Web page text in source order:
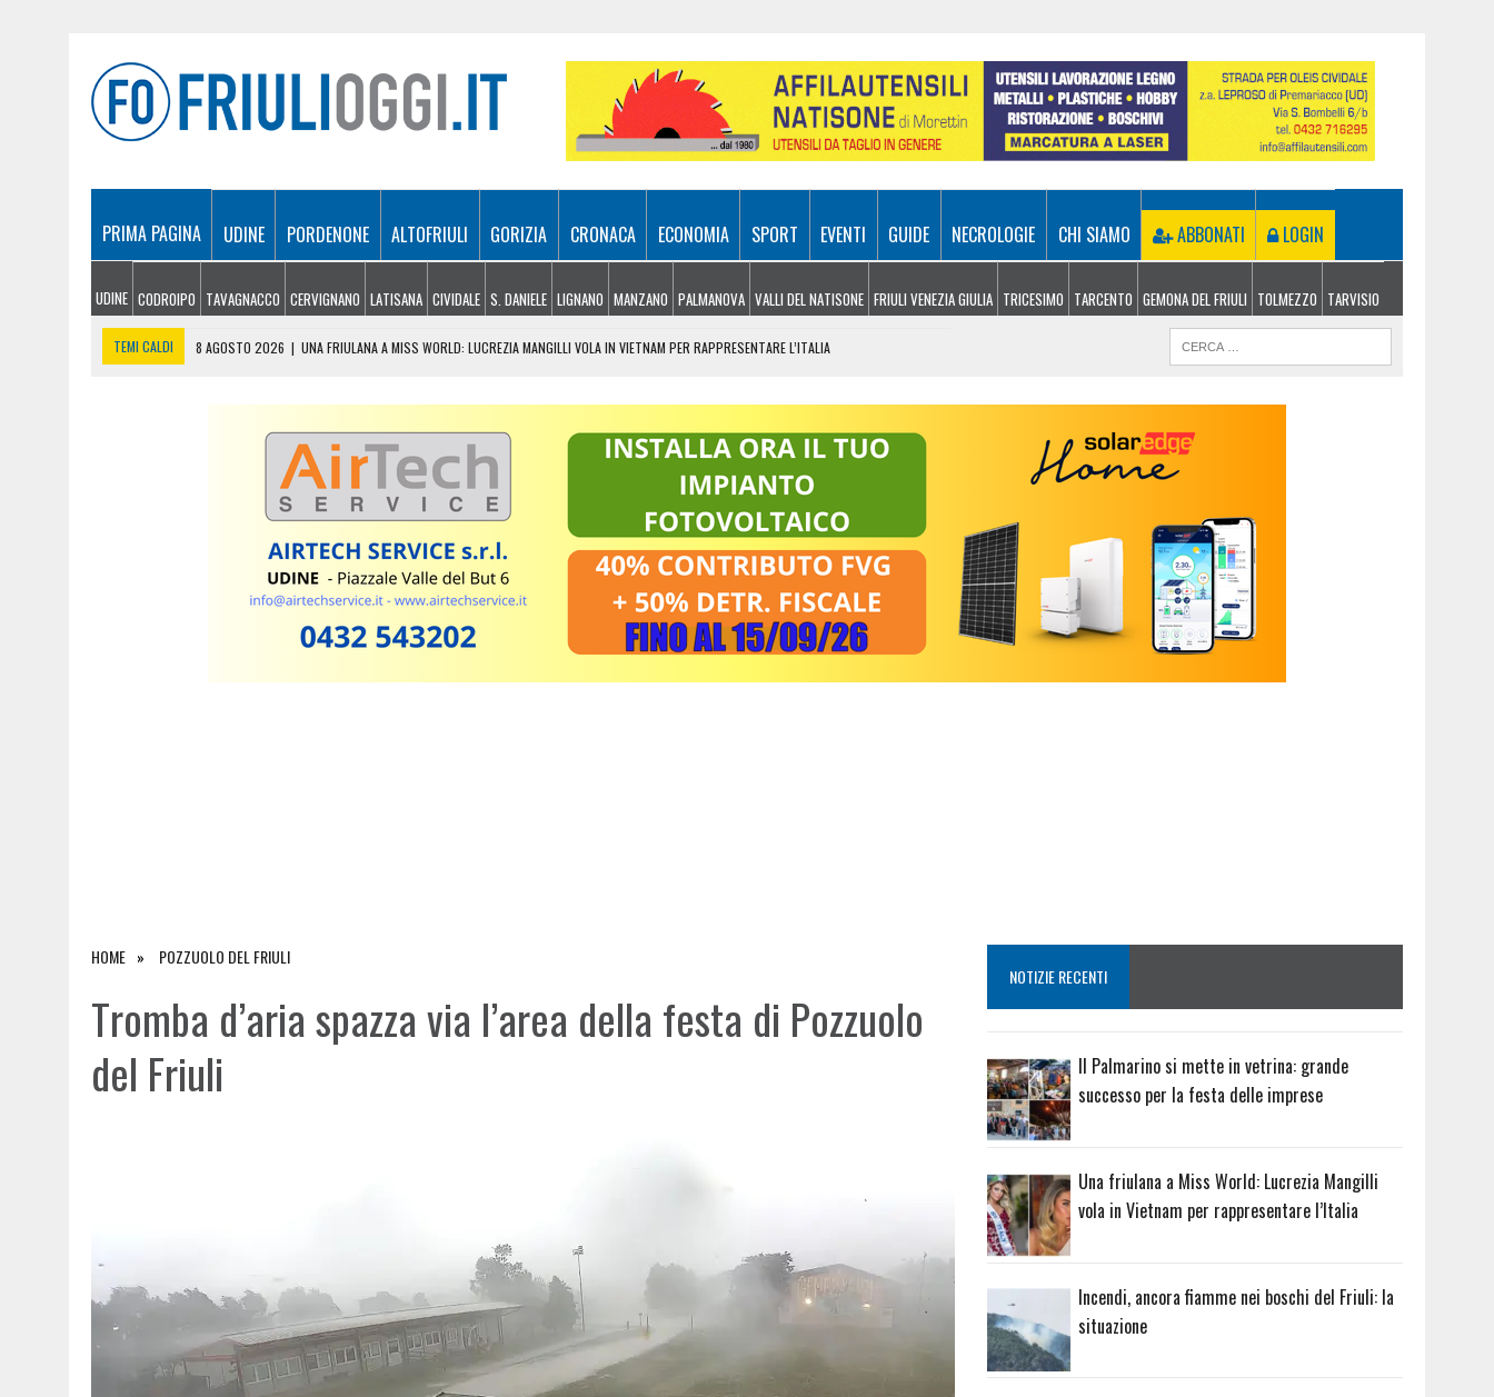
PRIMA PAGINA UDINE PORDENONE ALTOFRIULI GORIZIA CRONACA ECONOMIA SPORT EVENTI GUIDE NECROLOGIE CHI SIAMO ABBONATI LOGIN
UDINE CODROIPO TAVAGNACCO CERVIGNANO LATISANA CIVIDALE S. DANIELE LIGNANO MANZANO PALMANOVA VALLI DEL NATISONE FRIULI VENEZIA GIULIA TRICESIMO TARCENTO GEMONA DEL FRIULI TOLMEZZO TARVISIO
TEMI CALDI 8 AGOSTO 2026 | UNA FRIULANA A MISS WORLD: LUCREZIA MANGILLI VOLA IN VIETNAM PER RAPPRESENTARE L’ITALIA
BURRO E FORMAGGI VENDUTI COME FRIULANI, MAXI MULTA PER UN’AZIENDA DELL’ALTO FRIULI
IL PALMARINO SI METTE IN VETRINA: GRANDE SUCCESSO PER LA FESTA DELLE IMPRESE
HOME POZZUOLO DEL FRIULI
Tromba d’aria spazza via l’area della festa di Pozzuolo
del Friuli
NOTIZIE RECENTI
Il Palmarino si mette in vetrina: grande
successo per la festa delle imprese
Una friulana a Miss World: Lucrezia Mangilli
vola in Vietnam per rappresentare l’Italia
Incendi, ancora fiamme nei boschi del Friuli: la
situazione